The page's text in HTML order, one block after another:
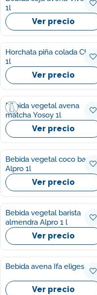
1l
Ver precio
Horchata piña colada Chufi
1l
Ver precio
Bebida vegetal avena
matcha Yosoy 1l
Ver precio
Bebida vegetal coco barista
Alpro 1l
Ver precio
Bebida vegetal barista
almendra Alpro 1 l
Ver precio
Bebida avena Ifa eliges 1l
Ver precio